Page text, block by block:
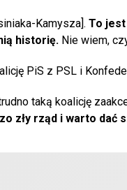
Kamysza]. To jest
historię. Nie wiem,
PiS z PSL i
taką koalicję
zły rząd i warto dać